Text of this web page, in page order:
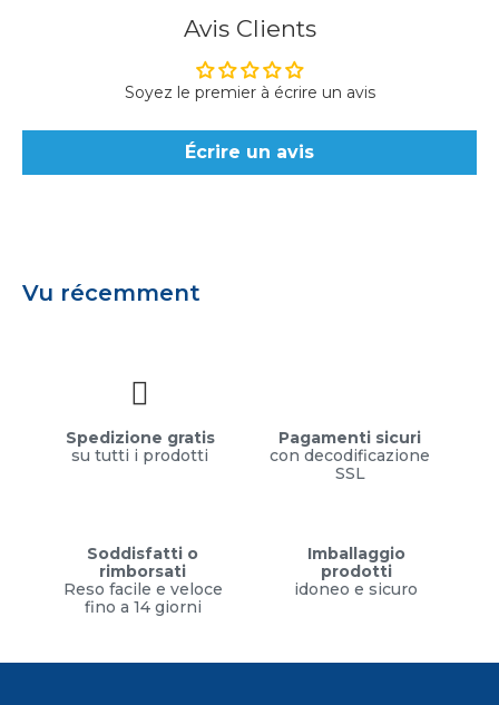
Avis Clients
Soyez le premier à écrire un avis
Écrire un avis
Vu récemment
Spedizione gratis
su tutti i prodotti
Pagamenti sicuri
con decodificazione
SSL
Soddisfatti o
rimborsati
Reso facile e veloce
fino a 14 giorni
Imballaggio
prodotti
idoneo e sicuro